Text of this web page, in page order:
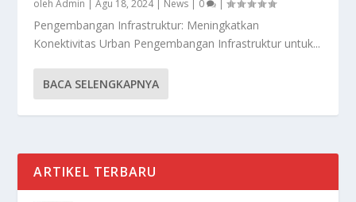
olehAdmin |Agu 18, 2024| News | 0 |
Pengembangan Infrastruktur: Meningkatkan
Konektivitas Urban Pengembangan Infrastruktur untuk...
BACA SELENGKAPNYA
ARTIKEL TERBARU